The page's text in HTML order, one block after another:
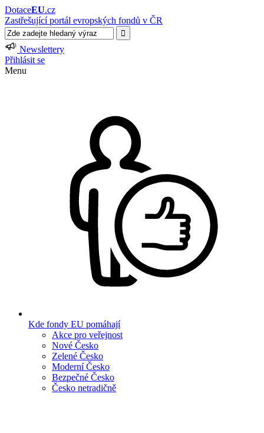
DotaceEU.cz
Zastřešující portál evropských fondů v ČR
Newslettery
Přihlásit se
Menu
Kde fondy EU pomáhají
Akce pro veřejnost
Nové Česko
Zelené Česko
Moderní Česko
Bezpečné Česko
Česko netradičně